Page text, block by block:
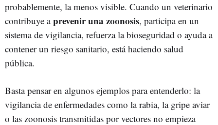
probablemente, la menos visible. Cuando un veterinario
contribuye aprevenir una zoonosis, participa en un
sistema de vigilancia, refuerza la bioseguridad o ayuda a
contener un riesgo sanitario, está haciendo salud
pública.
Basta pensar en algunos ejemplos para entenderlo: la
vigilancia de enfermedades como la rabia, la gripe aviar
o las zoonosis transmitidas por vectores no empieza